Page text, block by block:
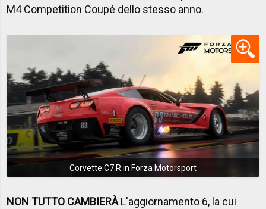
M4 Competition Coupé dello stesso anno.
Corvette C7.R in Forza Motorsport
NON TUTTO CAMBIERÀL'aggiornamento 6, la cui